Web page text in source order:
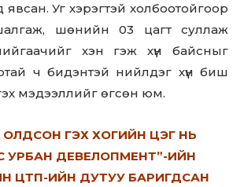
Уг хэрэгтэй холбоотойгоор
шөнийн 03 цагт суллаж
хэн гэж хүн байсныг
ч бидэнтэй нийлдэг хүн биш
мэдээллийг өгсөн юм.
ГЭХ ХОГИЙН ЦЭГ НЬ
УРБАН ДЕВЕЛОПМЕНТ”-ИЙН
ЦТП-ИЙН ДУТУУ БАРИГДСАН